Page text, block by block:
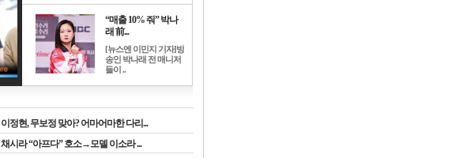
“매출 10% 줘” 박나
래 前...
[뉴스엔 이민지 기자]방
송인 박나래 전 매니저
들이 ..
이정현, 무보정 맞아? 어마어마한 다리...
채시라 “아프다” 호소→모델 이소라 ...